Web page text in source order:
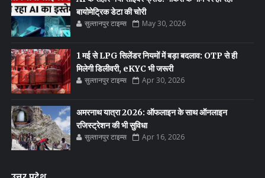
बायोमेट्रिक डेटा की चोरी
सुल्तानपुर टाइम्स May 30, 2026
1 मई से LPG सिलेंडर नियमों में बड़ा बदलाव: OTP से ही
मिलेगी डिलीवरी, eKYC भी जरूरी
सुल्तानपुर टाइम्स Apr 30, 2026
अमरनाथ यात्रा 2026: ऑफलाइन के साथ ऑनलाइन
रजिस्ट्रेशन की भी सुविधा
सुल्तानपुर टाइम्स Apr 16, 2026